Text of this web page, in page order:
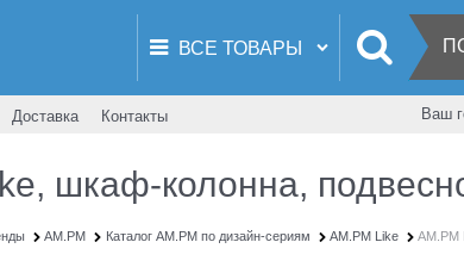
Доставка Контакты Ваш
шкаф-колонна,
AM.PM Каталог AM.PM по дизайн-сериям AM.PM Like AM.PM